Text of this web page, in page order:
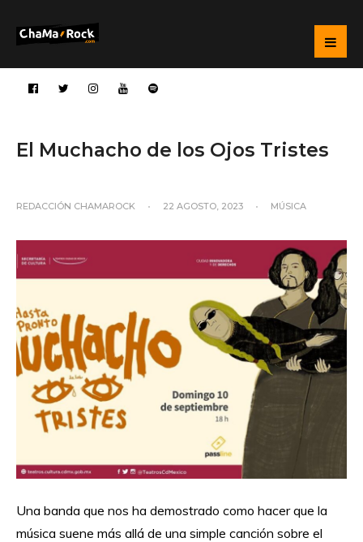
El Muchacho de los Ojos Tristes
REDACCIÓN CHAMAROCK • 22 AGOSTO, 2023 • MÚSICA
Una banda que nos ha demostrado como hacer que la
música suene más allá de una simple canción sobre el